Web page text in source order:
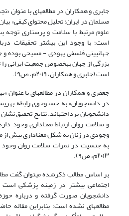
جابری و همکاران در مطالعهای با عنوان
مسلمان در ایران: تحلیل محتوای کیفی»
علوم مرتبط با سلامت و پرستاری
است؛ با وجود این بیشتر تحقیقات
جهانبینی فلسفی یهودی - مسیحی بوده
بزرگی از جهان بهخصوص جمعیت ایرانی
است(جابری و همکاران، ۲۰۱۹م، ص۹)
.
جعفری و همکاران در مطالعهای با عنوان
در دانشجویان» به جستوجوی رابطه
دانشجویان پرداختهاند. نتایج تحقیق
و سلامت روان ارتباط معناداری وجود
وجودی در زنان به شکل معناداری بیش از
به جنسیت در نمرات سلامت روان
۲۰۱۳م، ص۹)
.
بر اساس مطالب ذکرشده میتوان گفت
اجتماعی بیشتر در زمینه پزشکی
دانشجویان صورت گرفته و درباره
مطالعهای نشده است؛ بنابراین مقاله